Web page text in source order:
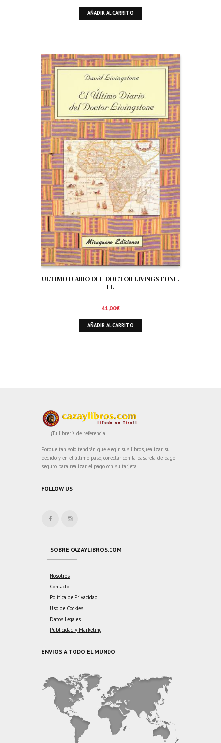
AÑADIR AL CARRITO
ULTIMO DIARIO DEL DOCTOR LIVINGSTONE,
EL
41,00€
AÑADIR AL CARRITO
¡Tu librería de referencia!
Porque tan solo tendrán que elegir sus libros, realizar su
pedido y en el último paso, conectar con la pasarela de pago
seguro para realizar el pago con su tarjeta.
FOLLOW US
SOBRE CAZAYLIBROS.COM
Nosotros
Contacto
Política de Privacidad
Uso de Cookies
Datos Legales
Publicidad y Marketing
ENVÍOS A TODO EL MUNDO